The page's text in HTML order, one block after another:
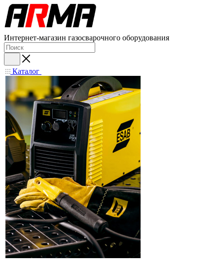
Интернет-магазин газосварочного оборудования
Каталог